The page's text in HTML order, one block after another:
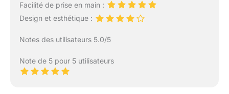
Facilité de prise en main :
Design et esthétique :
Notes des utilisateurs 5.0/5
Note de 5 pour 5 utilisateurs